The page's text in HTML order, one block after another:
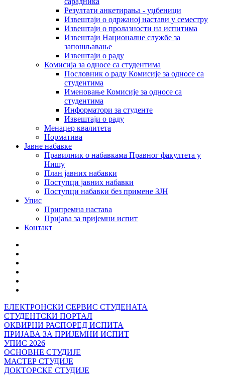
Резултати анкетирања - уџбеници
Извештаји о одржаној настави у семестру
Извештаји о пролазности на испитима
Извештаји Националне службе за
запошљавање
Извештаји о раду
Комисија за односе са студентима
Пословник о раду Комисије за односе са
студентима
Именовање Комисије за односе са
студентима
Информатори за студенте
Извештаји о раду
Менаџер квалитета
Норматива
Јавне набавке
Правилник о набавкама Правног факултета у
Нишу
План јавних набавки
Поступци јавних набавки
Поступци набавки без примене ЗЈН
Упис
Припремна настава
Пријава за пријемни испит
Контакт
ЕЛЕКТРОНСКИ СЕРВИС СТУДЕНАТА
СТУДЕНТСКИ ПОРТАЛ
ОКВИРНИ РАСПОРЕД ИСПИТА
ПРИЈАВА ЗА ПРИЈЕМНИ ИСПИТ
УПИС 2026
ОСНОВНЕ СТУДИЈЕ
МАСТЕР СТУДИЈЕ
ДОКТОРСКЕ СТУДИЈЕ